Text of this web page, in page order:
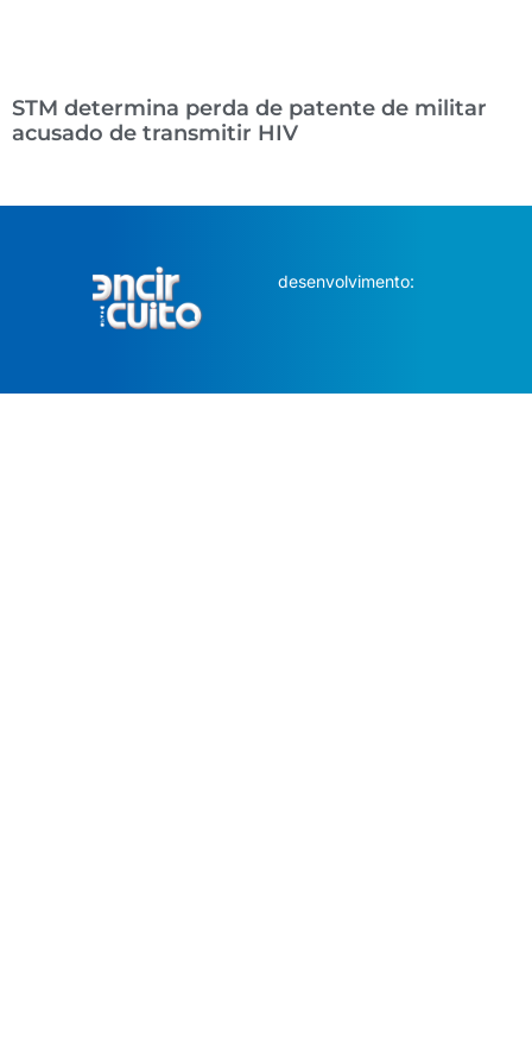
STM determina perda de patente de militar
acusado de transmitir HIV
desenvolvimento: